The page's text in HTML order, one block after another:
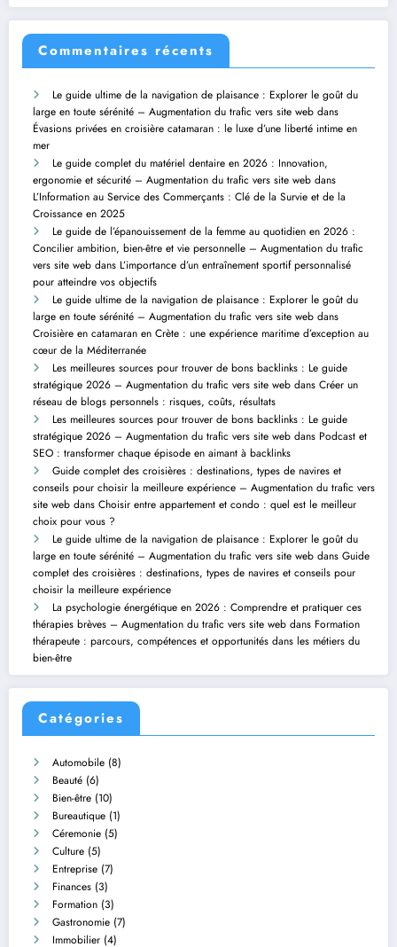
Commentaires récents
Le guide ultime de la navigation de plaisance : Explorer le goût du
large en toute sérénité – Augmentation du trafic vers site web dans
Évasions privées en croisière catamaran : le luxe d’une liberté intime en
mer
Le guide complet du matériel dentaire en 2026 : Innovation,
ergonomie et sécurité – Augmentation du trafic vers site web dans
L’Information au Service des Commerçants : Clé de la Survie et de la
Croissance en 2025
Le guide de l’épanouissement de la femme au quotidien en 2026 :
Concilier ambition, bien-être et vie personnelle – Augmentation du trafic
vers site web dans L’importance d’un entraînement sportif personnalisé
pour atteindre vos objectifs
Le guide ultime de la navigation de plaisance : Explorer le goût du
large en toute sérénité – Augmentation du trafic vers site web dans
Croisière en catamaran en Crète : une expérience maritime d’exception au
cœur de la Méditerranée
Les meilleures sources pour trouver de bons backlinks : Le guide
stratégique 2026 – Augmentation du trafic vers site web dans Créer un
réseau de blogs personnels : risques, coûts, résultats
Les meilleures sources pour trouver de bons backlinks : Le guide
stratégique 2026 – Augmentation du trafic vers site web dans Podcast et
SEO : transformer chaque épisode en aimant à backlinks
Guide complet des croisières : destinations, types de navires et
conseils pour choisir la meilleure expérience – Augmentation du trafic vers
site web dans Choisir entre appartement et condo : quel est le meilleur
choix pour vous ?
Le guide ultime de la navigation de plaisance : Explorer le goût du
large en toute sérénité – Augmentation du trafic vers site web dans Guide
complet des croisières : destinations, types de navires et conseils pour
choisir la meilleure expérience
La psychologie énergétique en 2026 : Comprendre et pratiquer ces
thérapies brèves – Augmentation du trafic vers site web dans Formation
thérapeute : parcours, compétences et opportunités dans les métiers du
bien-être
Catégories
Automobile (8)
Beauté (6)
Bien-être (10)
Bureautique (1)
Céremonie (5)
Culture (5)
Entreprise (7)
Finances (3)
Formation (3)
Gastronomie (7)
Immobilier (4)